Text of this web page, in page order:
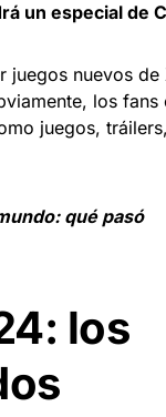
un especial de
juegos nuevos de
los fans
juegos,
qué pasó
los